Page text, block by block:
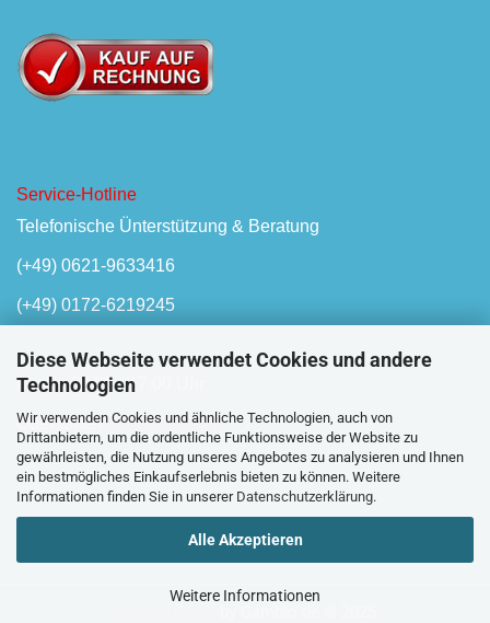
Diese Webseite verwendet Cookies und andere
Technologien
Wir verwenden Cookies und ähnliche Technologien, auch von
Drittanbietern, um die ordentliche Funktionsweise der Website zu
gewährleisten, die Nutzung unseres Angebotes zu analysieren und Ihnen
ein bestmögliches Einkaufserlebnis bieten zu können. Weitere
Informationen finden Sie in unserer Datenschutzerklärung.
Alle Akzeptieren
Weitere Informationen
Service-Hotline
Telefonische Ünterstützung & Beratung
(+49) 0621-9633416
(+49) 0172-6219245
Mo-Fr, 08:00 - 17:00 Uhr
Oder unserKontaktformular